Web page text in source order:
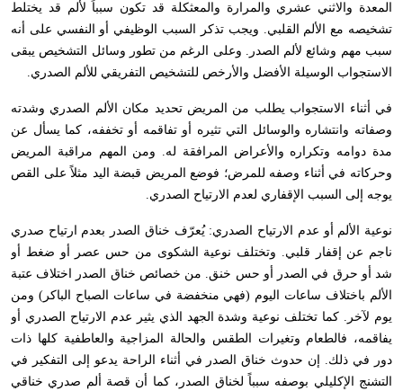
المعدة والاثني عشري والمرارة والمعثكلة قد تكون سبباً لألم قد يختلط
تشخيصه مع الألم القلبي. ويجب تذكر السبب الوظيفي أو النفسي على أنه
سبب مهم وشائع لألم الصدر. وعلى الرغم من تطور وسائل التشخيص يبقى
الاستجواب الوسيلة الأفضل والأرخص للتشخيص التفريقي للألم الصدري.
في أثناء الاستجواب يطلب من المريض تحديد مكان الألم الصدري وشدته
وصفاته وانتشاره والوسائل التي تثيره أو تفاقمه أو تخففه، كما يسأل عن
مدة دوامه وتكراره والأعراض المرافقة له. ومن المهم مراقبة المريض
وحركاته في أثناء وصفه للمرض؛ فوضع المريض قبضة اليد مثلاً على القص
يوجه إلى السبب الإقفاري لعدم الارتياح الصدري.
نوعية الألم أو عدم الارتياح الصدري: يُعرّف خناق الصدر بعدم ارتياح صدري
ناجم عن إقفار قلبي. وتختلف نوعية الشكوى من حس عصر أو ضغط أو
شد أو حرق في الصدر أو حس خنق. من خصائص خناق الصدر اختلاف عتبة
الألم باختلاف ساعات اليوم (فهي منخفضة في ساعات الصباح الباكر) ومن
يوم لآخر. كما تختلف نوعية وشدة الجهد الذي يثير عدم الارتياح الصدري أو
يفاقمه، فالطعام وتغيرات الطقس والحالة المزاجية والعاطفية كلها ذات
دور في ذلك. إن حدوث خناق الصدر في أثناء الراحة يدعو إلى التفكير في
التشنج الإكليلي بوصفه سبباً لخناق الصدر، كما أن قصة ألم صدري خناقي